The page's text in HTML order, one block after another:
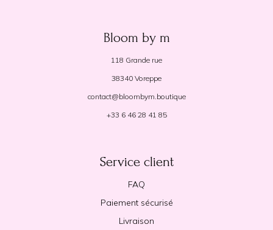
Bloom by m
118 Grande rue
38340 Voreppe
contact@bloombym.boutique
+33 6 46 28 41 85
Service client
FAQ
Paiement sécurisé
Livraison